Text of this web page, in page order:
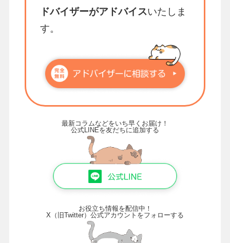
ドバイザーがアドバイスいたしま
す。
最新コラムなどをいち早くお届け！
公式LINEを友だちに追加する
お役立ち情報を配信中！
X（旧Twitter）公式アカウントをフォローする